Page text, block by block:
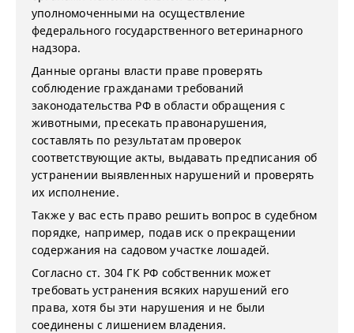
уполномоченными на осуществление
федерального государственного ветеринарного
надзора.
Данные органы власти праве проверять
соблюдение гражданами требований
законодательства РФ в области обращения с
животными, пресекать правонарушения,
составлять по результатам проверок
соответствующие акты, выдавать предписания об
устранении выявленных нарушений и проверять
их исполнение.
Также у вас есть право решить вопрос в судебном
порядке, например, подав иск о прекращении
содержания на садовом участке лошадей.
Согласно ст. 304 ГК РФ собственник может
требовать устранения всяких нарушений его
права, хотя бы эти нарушения и не были
соединены с лишением владения.